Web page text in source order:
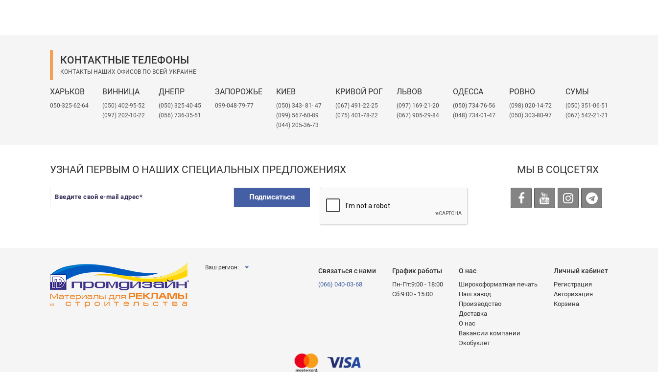
КОНТАКТНЫЕ ТЕЛЕФОНЫ
КОНТАКТЫ НАШИХ ОФИСОВ ПО ВСЕЙ УКРАИНЕ
ХАРЬКОВ
050-325-62-64
ВИННИЦА
(050) 402-95-52
(097) 202-10-22
ДНЕПР
(050) 325-40-45
(056) 736-35-51
ЗАПОРОЖЬЕ
099-048-79-77
КИЕВ
(050) 343- 81- 47
(099) 567-60-89
(044) 205-36-73
КРИВОЙ РОГ
(067) 491-22-25
(075) 401-78-22
ЛЬВОВ
​(097) 169-21-20
(067) 905-29-84
ОДЕССА
(050) 734-76-56
(048) 734-01-47
РОВНО
(098) 020-14-72
(050) 303-80-97
СУМЫ
(050) 351-06-51
(067) 542-21-21
УЗНАЙ ПЕРВЫМ О НАШИХ СПЕЦИАЛЬНЫХ ПРЕДЛОЖЕНИЯХ
Введите свой e-mail адрес* Подписаться
МЫ В СОЦСЕТЯХ
Ваш регион: Связаться с нами
(066) 040-03-68
График работы
Пн-Пт:9:00 - 18:00
Сб:9:00 - 15:00
О нас
Широкоформатная печать
Наш завод
Производство
Доставка
О нас
Вакансии компании
Экобуклет
Личный кабинет
Регистрация
Авторизация
Корзина